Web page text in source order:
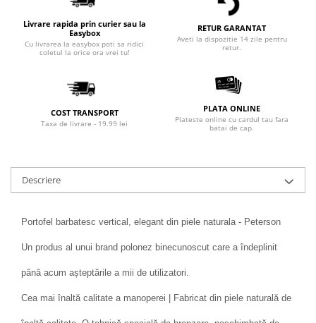
Livrare rapida prin curier sau la
Easybox
Cu livrarea la easybox poti sa ridici
coletul la orice ora vrei tu!
RETUR GARANTAT
Aveti la dispozitie 14 zile pentru
retur.
COST TRANSPORT
Taxa de livrare - 19.99 lei
PLATA ONLINE
Plateste online cu cardul tau fara
batai de cap.
Descriere
Portofel barbatesc vertical, elegant din piele naturala - Peterson
Un produs al unui brand polonez binecunoscut care a îndeplinit
până acum așteptările a mii de utilizatori.
Cea mai înaltă calitate a manoperei | Fabricat din piele naturală de